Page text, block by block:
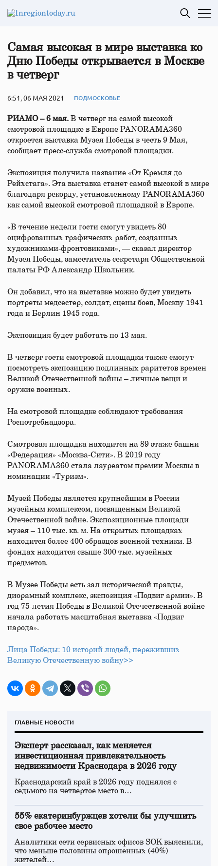
Самая высокая в мире выставка ко
Дню Победы открывается в Москве
в четверг
6:51, 06 МАЯ 2021 ПОДМОСКОВЬЕ
РИАМО – 6 мая. В четверг на самой высокой
смотровой площадке в Европе PANORAMA360
откроется выставка Музея Победы в честь 9 Мая,
сообщает пресс-служба смотровой площадки.
Экспозиция получила название «От Кремля до
Рейхстага». Эта выставка станет самой высокой в мире
благодаря рекорду, установленному PANORAMA360
как самой высокой смотровой площадкой в Европе.
«В течение недели гости смогут увидеть 80
оцифрованных графических работ, созданных
художниками-фронтовиками», — сказал директор
Музея Победы, заместитель секретаря Общественной
палаты РФ Александр Школьник.
Он добавил, что на выставке можно будет увидеть
портреты медсестер, солдат, сцены боев, Москву 1941
года и Берлин 1945 года.
Экспозиция будет работать по 13 мая.
В четверг гости смотровой площадки также смогут
посмотреть экспозицию подлинных раритетов времен
Великой Отечественной войны – личные вещи и
оружие военных.
На смотровой площадке соблюдают требования
Роспотребнадзора.
Смотровая площадка находится на 89 этаже башни
«Федерация» «Москва-Сити». В 2019 году
PANORAMA360 стала лауреатом премии Москвы в
номинации «Туризм».
Музей Победы является крупнейшим в России
музейным комплексом, посвященным Великой
Отечественной войне. Экспозиционные площади
музея – 110 тыс. кв. м. На открытых площадках
находится более 400 образцов военной техники. В
фондах находится свыше 300 тыс. музейных
предметов.
В Музее Победы есть зал исторической правды,
диорамный комплекс, экспозиция «Подвиг армии». В
год 75-летия Победы в Великой Отечественной войне
начала работать масштабная выставка «Подвиг
народа».​
Лица Победы: 10 историй людей, переживших
Великую Отечественную войну>>
ГЛАВНЫЕ НОВОСТИ
Эксперт рассказал, как меняется
инвестиционная привлекательность
недвижимости Краснодара в 2026 году
Краснодарский край в 2026 году поднялся с
седьмого на четвертое место в…
55% екатеринбуржцев хотели бы улучшить
свое рабочее место
Аналитики сети сервисных офисов SOK выяснили,
что меньше половины опрошенных (40%)
жителей…